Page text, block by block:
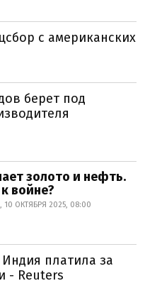
с американских
берет под
золото и нефть.
войне?
ОКТЯБРЯ 2025, 08:00
платила за
- Reuters